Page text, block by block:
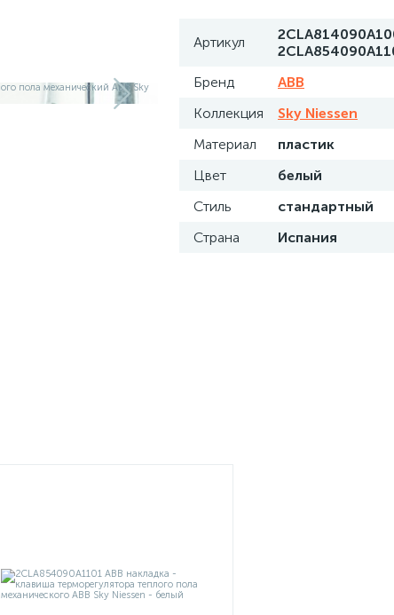
Артикул
Бренд
ABB
Коллекция
Sky Niessen
Материал
пластик
Цвет
белый
Стиль
стандартный
Страна
Испания